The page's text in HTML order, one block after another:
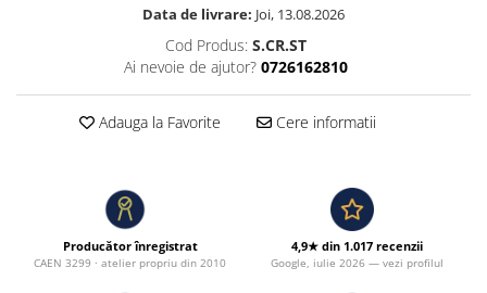
Data de livrare: Joi, 13.08.2026
Cod Produs: S.CR.ST
Ai nevoie de ajutor? 0726162810
Adauga la Favorite Cere informatii
Producător înregistrat
CAEN 3299 · atelier propriu din 2010
4,9★ din 1.017 recenzii
Google, iulie 2026 — vezi profilul